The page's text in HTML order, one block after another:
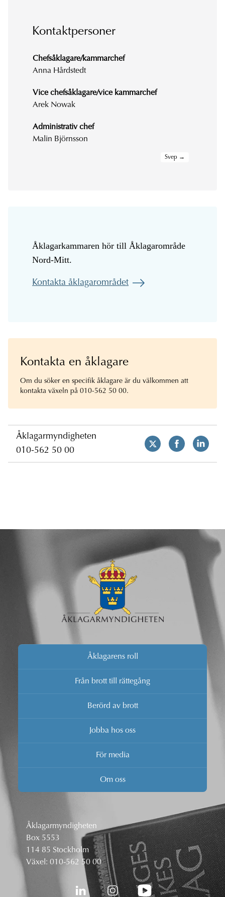
Kontaktpersoner
Chefsåklagare/kammarchef
Anna Hårdstedt
Vice chefsåklagare/vice kammarchef
Arek Nowak
Administrativ chef
Malin Björnsson
Åklagarkammaren hör till Åklagarområde
Nord-Mitt.
Kontakta åklagarområdet
Kontakta en åklagare
Om du söker en specifik åklagare är du välkommen att
kontakta växeln på 010-562 50 00.
Åklagarmyndigheten
010-562 50 00
Åklagarens roll
Från brott till rättegång
Berörd av brott
Jobba hos oss
För media
Om oss
Åklagarmyndigheten
Box 5553
114 85 Stockholm
Växel: 010-562 50 00